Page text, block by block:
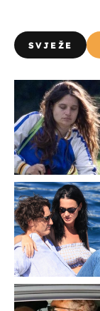
SVJEŽE